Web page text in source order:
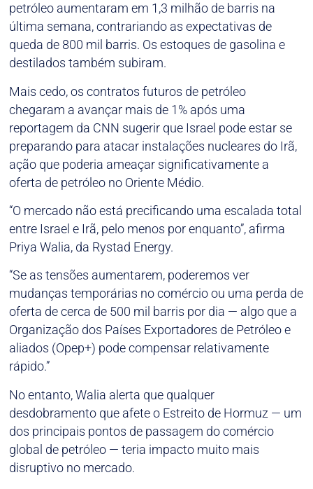
petróleo aumentaram em 1,3 milhão de barris na
última semana, contrariando as expectativas de
queda de 800 mil barris. Os estoques de gasolina e
destilados também subiram.
Mais cedo, os contratos futuros de petróleo
chegaram a avançar mais de 1% após uma
reportagem da CNN sugerir que Israel pode estar se
preparando para atacar instalações nucleares do Irã,
ação que poderia ameaçar significativamente a
oferta de petróleo no Oriente Médio.
“O mercado não está precificando uma escalada total
entre Israel e Irã, pelo menos por enquanto”, afirma
Priya Walia, da Rystad Energy.
“Se as tensões aumentarem, poderemos ver
mudanças temporárias no comércio ou uma perda de
oferta de cerca de 500 mil barris por dia — algo que a
Organização dos Países Exportadores de Petróleo e
aliados (Opep+) pode compensar relativamente
rápido.”
No entanto, Walia alerta que qualquer
desdobramento que afete o Estreito de Hormuz — um
dos principais pontos de passagem do comércio
global de petróleo — teria impacto muito mais
disruptivo no mercado.